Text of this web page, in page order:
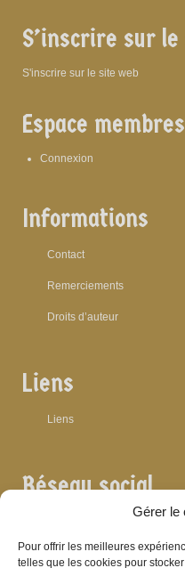
Gérer le
Pour offrir les meilleures
telles que les cookies pour
S’inscrire sur
S'inscrire sur le site web
Espace membres
Connexion
Informations
Contact
Remerciements
Droits d’auteur
Liens
Liens
Réseau social